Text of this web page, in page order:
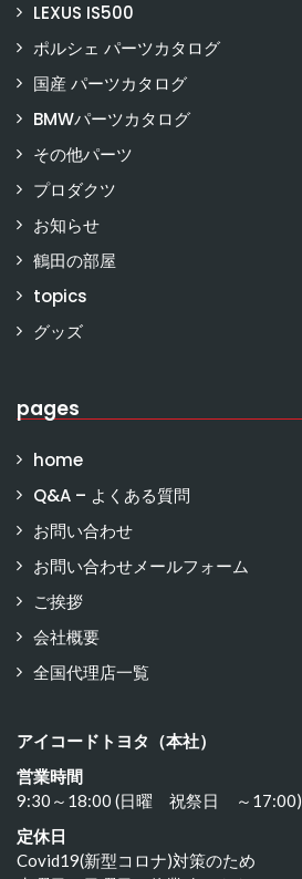
LEXUS IS500
ポルシェ パーツカタログ
国産 パーツカタログ
BMWパーツカタログ
その他パーツ
プロダクツ
お知らせ
鶴田の部屋
topics
グッズ
pages
home
Q&A – よくある質問
お問い合わせ
お問い合わせメールフォーム
ご挨拶
会社概要
全国代理店一覧
アイコードトヨタ（本社）
営業時間
9:30～18:00 (日曜 祝祭日 ～17:00)
定休日
Covid19(新型コロナ)対策のため